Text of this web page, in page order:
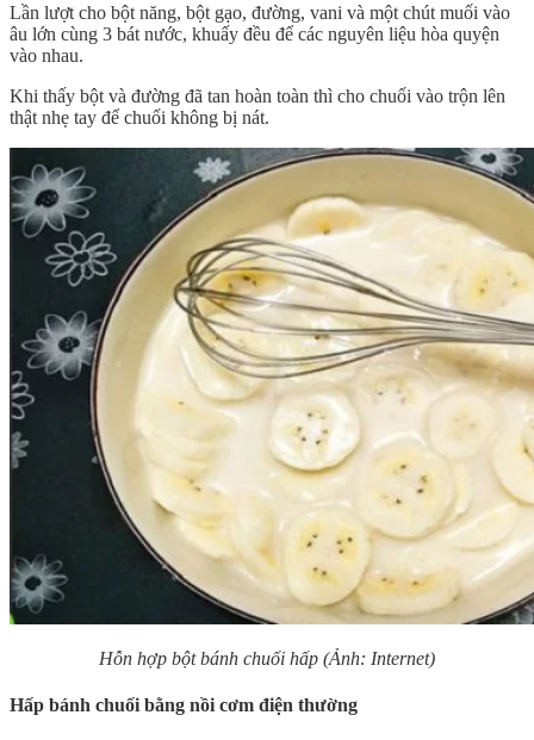
Lần lượt cho bột năng, bột gạo, đường, vani và một chút muối vào
âu lớn cùng 3 bát nước, khuấy đều để các nguyên liệu hòa quyện
vào nhau.
Khi thấy bột và đường đã tan hoàn toàn thì cho chuối vào trộn lên
thật nhẹ tay để chuối không bị nát.
Hỗn hợp bột bánh chuối hấp (Ảnh: Internet)
Hấp bánh chuối bằng nồi cơm điện thường